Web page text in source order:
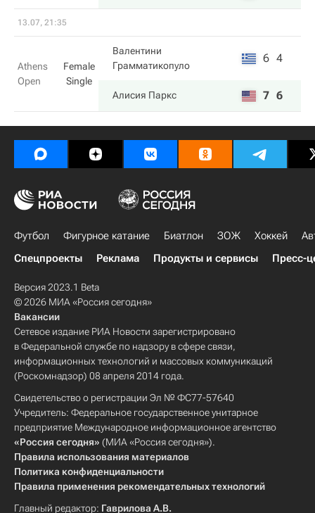
13.07, 21:35
Athens
Open
Female
Single
Валентини
Грамматикопуло
6 4
Алисия Паркс 7 6
Футбол Фигурное катание Биатлон ЗОЖ Хоккей
Спецпроекты
Реклама Продукты и сервисы Пресс-
Версия 2023.1 Beta
© 2026 МИА «Россия сегодня»
Вакансии
Сетевое издание РИА Новости зарегистрировано
в Федеральной службе по надзору в сфере связи,
информационных технологий и массовых коммуникаций
(Роскомнадзор) 08 апреля 2014 года.
Свидетельство о регистрации Эл № ФС77-57640
Учредитель: Федеральное государственное унитарное
предприятие Международное информационное агентство
«Россия сегодня» (МИА «Россия сегодня»).
Правила использования материалов
Политика конфиденциальности
Правила применения рекомендательных технологий
Главный редактор: Гаврилова А.В.